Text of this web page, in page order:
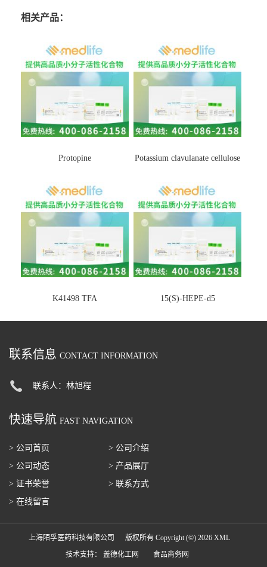
相关产品：
Protopine Potassium clavulanate cellulose
K41498 TFA 15(S)-HEPE-d5
联系信息 CONTACT INFORMATION
联系人：林旭程
快速导航 FAST NAVIGATION
> 公司首页
> 公司介绍
> 公司动态
> 产品展厅
> 证书荣誉
> 联系方式
> 在线留言
上海陌孚医药科技有限公司 版权所有 Copyright (©) 2026 XML
技术支持： 盖德化工网 食品商务网